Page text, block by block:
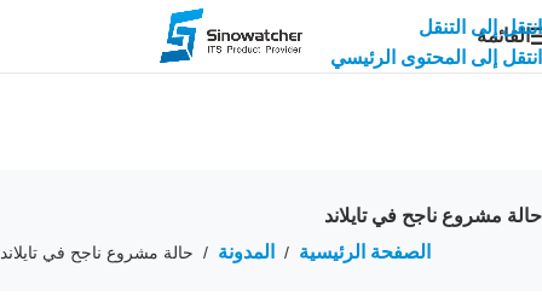
انتقل إلى التنقل
انتقل إلى المحتوى الرئيسي
القائمة
حالة مشروع ناجح في تايلاند
الصفحة الرئيسية / المدونة / حالة مشروع ناجح في تايلاند